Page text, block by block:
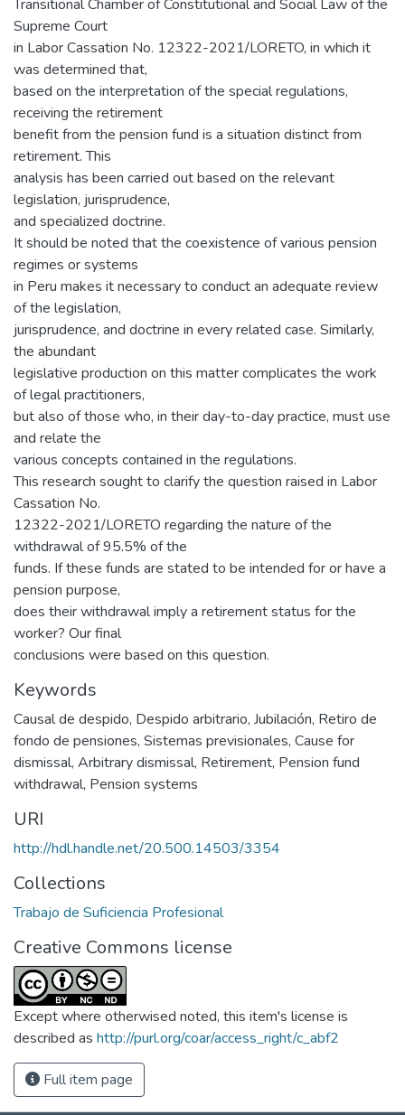
Transitional Chamber of Constitutional and Social Law of the
Supreme Court
in Labor Cassation No. 12322-2021/LORETO, in which it
was determined that,
based on the interpretation of the special regulations,
receiving the retirement
benefit from the pension fund is a situation distinct from
retirement. This
analysis has been carried out based on the relevant
legislation, jurisprudence,
and specialized doctrine.
It should be noted that the coexistence of various pension
regimes or systems
in Peru makes it necessary to conduct an adequate review
of the legislation,
jurisprudence, and doctrine in every related case. Similarly,
the abundant
legislative production on this matter complicates the work
of legal practitioners,
but also of those who, in their day-to-day practice, must use
and relate the
various concepts contained in the regulations.
This research sought to clarify the question raised in Labor
Cassation No.
12322-2021/LORETO regarding the nature of the
withdrawal of 95.5% of the
funds. If these funds are stated to be intended for or have a
pension purpose,
does their withdrawal imply a retirement status for the
worker? Our final
conclusions were based on this question.
Keywords
Causal de despido, Despido arbitrario, Jubilación, Retiro de
fondo de pensiones, Sistemas previsionales, Cause for
dismissal, Arbitrary dismissal, Retirement, Pension fund
withdrawal, Pension systems
URI
http://hdl.handle.net/20.500.14503/3354
Collections
Trabajo de Suficiencia Profesional
Creative Commons license
Except where otherwised noted, this item's license is
described as http://purl.org/coar/access_right/c_abf2
Full item page